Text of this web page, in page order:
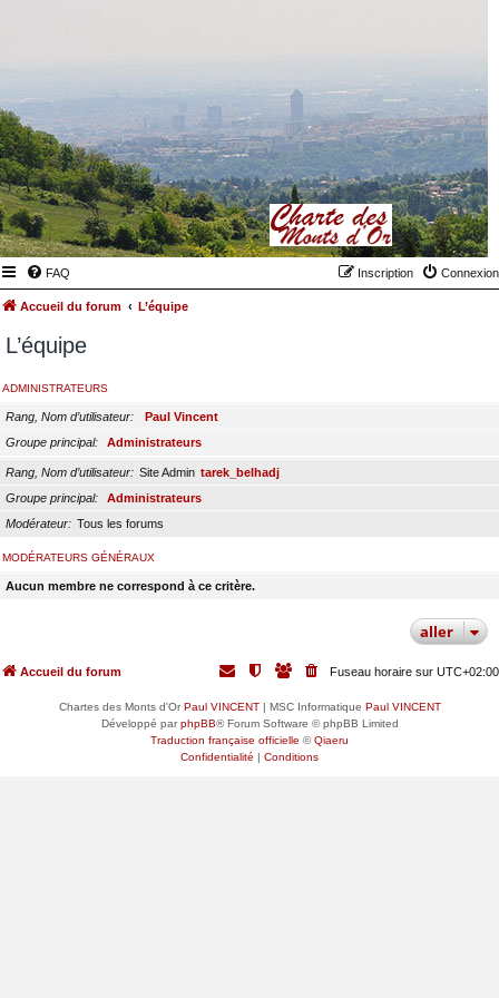
FAQ Connexion
Inscription
Accueil du forum L’équipe
L’équipe
ADMINISTRATEURS
Rang, Nom d’utilisateur
Paul Vincent
Groupe principal
Administrateurs
Rang, Nom d’utilisateur Site Admin tarek_belhadj
Groupe principal
Administrateurs
Modérateur
Tous les forums
MODÉRATEURS GÉNÉRAUX
Aucun membre ne correspond à ce critère.
aller
Accueil du forum Fuseau horaire sur UTC+02:00
Chartes des Monts d'OrPaul VINCENT| MSC Informatique Paul VINCENT
Développé parphpBB® Forum Software © phpBB Limited
Traduction française officielle ©Qiaeru
Confidentialité | Conditions